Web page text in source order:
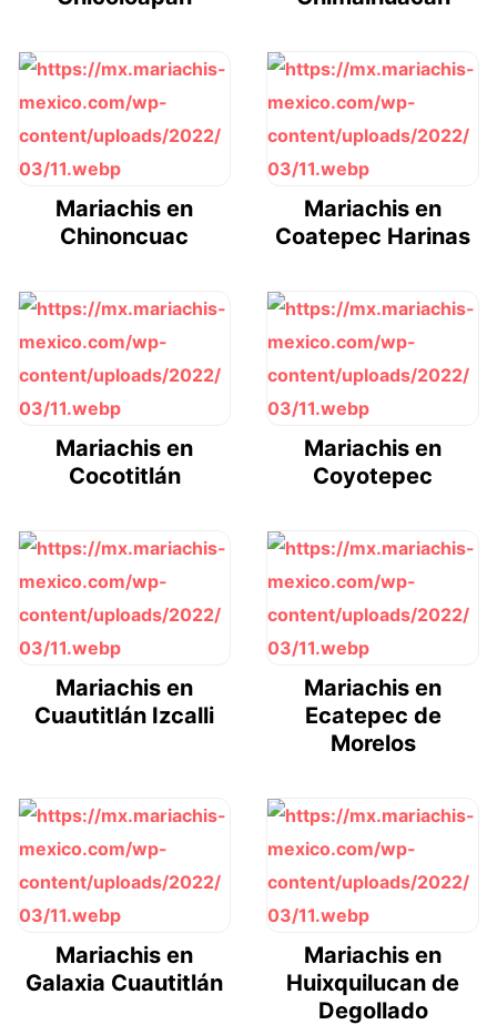
Mariachis en
Chinoncuac
Mariachis en
Coatepec Harinas
Mariachis en
Cocotitlán
Mariachis en
Coyotepec
Mariachis en
Cuautitlán Izcalli
Mariachis en
Ecatepec de
Morelos
Mariachis en
Galaxia Cuautitlán
Mariachis en
Huixquilucan de
Degollado